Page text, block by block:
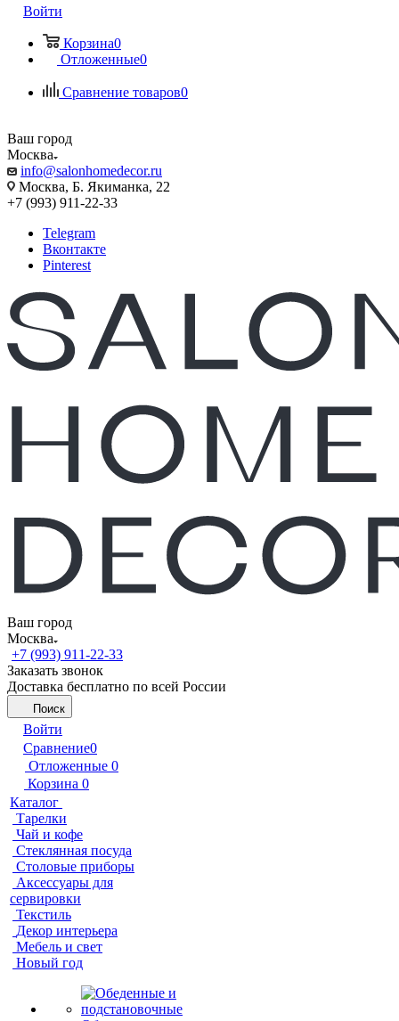
Войти
Корзина0
Отложенные0
Сравнение товаров0
Ваш город
Москва
info@salonhomedecor.ru
Москва, Б. Якиманка, 22
+7 (993) 911-22-33
Telegram
Вконтакте
Pinterest
Ваш город
Москва
+7 (993) 911-22-33
Заказать звонок
Доставка бесплатно по всей России
Поиск
Войти
Сравнение0
Отложенные 0
Корзина 0
Каталог
Тарелки
Чай и кофе
Стеклянная посуда
Столовые приборы
Аксессуары для
сервировки
Текстиль
Декор интерьера
Мебель и свет
Новый год